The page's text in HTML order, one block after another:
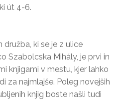
út 4-6.
družba, ki se je z ulice
Szabolcska Mihály, je prvi in
knjigami v mestu, kjer lahko
za najmlajše. Poleg novejših
knjig boste našli tudi